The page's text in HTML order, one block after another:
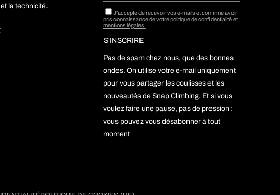
la technicité.
J'accepte de recevoir vos e-mails et confirme avoir
pris connaissance devotre politique de confidentialité et
mentions légales.
Pas de spam chez nous, que des bonnes
ondes. On utilise votre e-mail uniquement
pour vous partager les coulisses et les
nouveautés de Snap Climbing. Et si vous
voulez faire une pause, pas de pression :
vous pouvez vous désabonner à tout
moment